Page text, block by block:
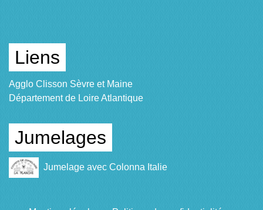
Liens
Agglo Clisson Sèvre et Maine
Département de Loire Atlantique
Jumelages
Jumelage avec Colonna Italie